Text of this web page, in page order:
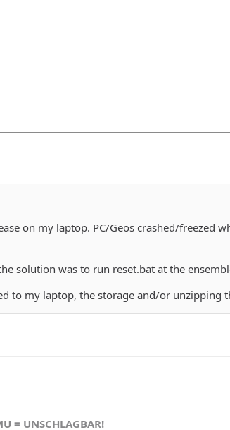
on my laptop. PC/Geos crashed/freezed
solution was to run reset.bat at the
to my laptop, the storage and/or unzipping
= UNSCHLAGBAR!